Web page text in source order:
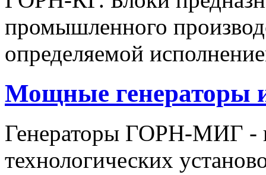
промышленного
определяемой
Мощные
Генераторы ГОРН-МИГ -
технологических